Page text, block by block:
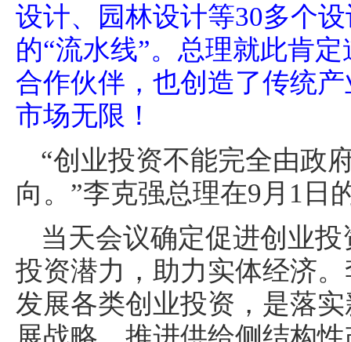
设计、园林设计等30多个
的“流水线”。总理就此肯
合作伙伴，也创造了传统
市场无限！
“创业投资不能完全由政
向。”李克强总理在9月1日
当天会议确定促进创业
投资潜力，助力实体经济
发展各类创业投资，是落